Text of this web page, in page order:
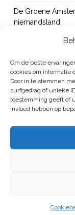
Om de beste
cookies om informatie
Door in te stemmen
surfgedrag of unieke
toestemming geeft of
invloed hebben op
De Groene
niemandsland
Cursus Wapens
OUT!
Bureau Beke